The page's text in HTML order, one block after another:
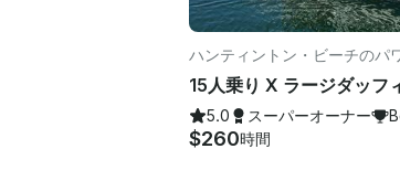
ハンティントン・ビーチのパ
5.0 スーパーオーナー
$260時間